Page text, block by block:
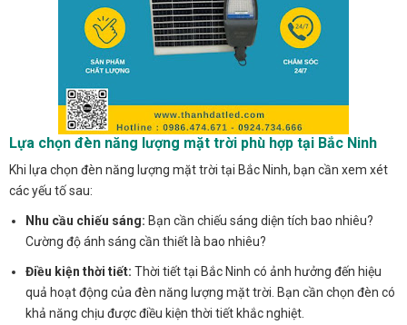
Lựa chọn đèn năng lượng mặt trời phù hợp tại Bắc Ninh
Khi lựa chọn đèn năng lượng mặt trời tại Bắc Ninh, bạn cần xem xét
các yếu tố sau:
Nhu cầu chiếu sáng: Bạn cần chiếu sáng diện tích bao nhiêu?
Cường độ ánh sáng cần thiết là bao nhiêu?
Điều kiện thời tiết: Thời tiết tại Bắc Ninh có ảnh hưởng đến hiệu
quả hoạt động của đèn năng lượng mặt trời. Bạn cần chọn đèn có
khả năng chịu được điều kiện thời tiết khắc nghiệt.